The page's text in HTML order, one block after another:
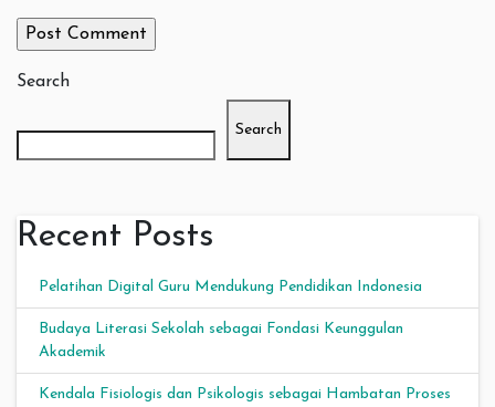
Search
Search
Recent Posts
Pelatihan Digital Guru Mendukung Pendidikan Indonesia
Budaya Literasi Sekolah sebagai Fondasi Keunggulan
Akademik
Kendala Fisiologis dan Psikologis sebagai Hambatan Proses